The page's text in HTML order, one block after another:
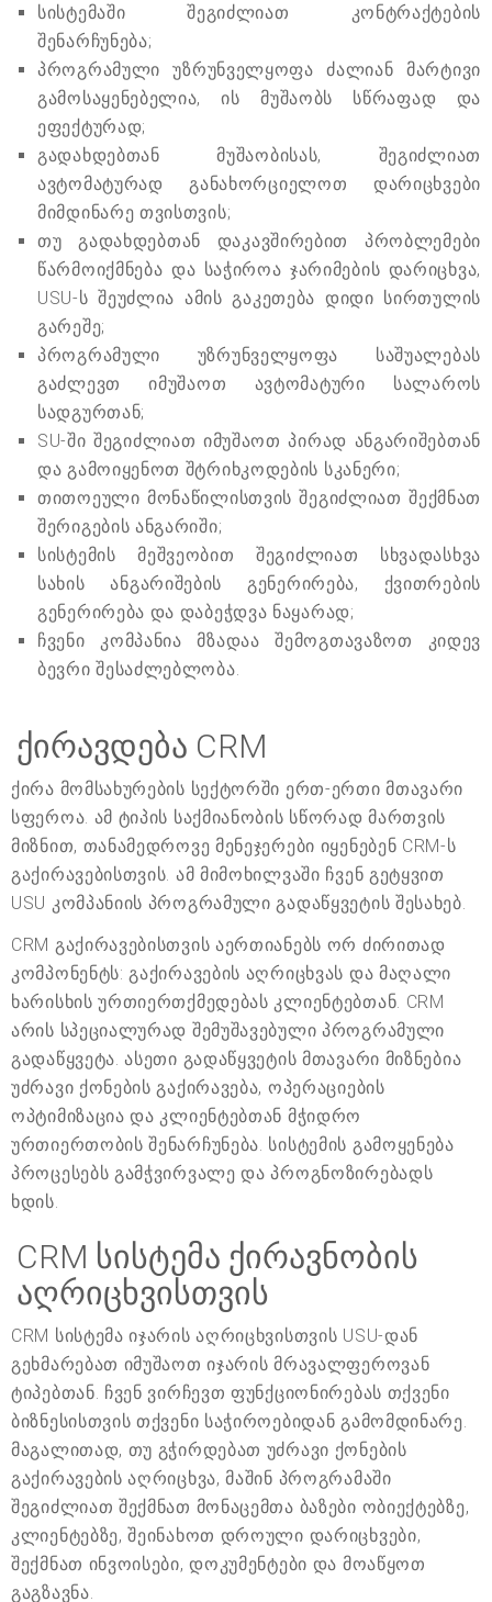
სისტემაში შეგიძლიათ კონტრაქტების
შენარჩუნება;
პროგრამული უზრუნველყოფა ძალიან მარტივი
გამოსაყენებელია, ის მუშაობს სწრაფად და
ეფექტურად;
გადახდებთან მუშაობისას, შეგიძლიათ
ავტომატურად განახორციელოთ დარიცხვები
მიმდინარე თვისთვის;
თუ გადახდებთან დაკავშირებით პრობლემები
წარმოიქმნება და საჭიროა ჯარიმების დარიცხვა,
USU-ს შეუძლია ამის გაკეთება დიდი სირთულის
გარეშე;
პროგრამული უზრუნველყოფა საშუალებას
გაძლევთ იმუშაოთ ავტომატური სალაროს
სადგურთან;
SU-ში შეგიძლიათ იმუშაოთ პირად ანგარიშებთან
და გამოიყენოთ შტრიხკოდების სკანერი;
თითოეული მონაწილისთვის შეგიძლიათ შექმნათ
შერიგების ანგარიში;
სისტემის მეშვეობით შეგიძლიათ სხვადასხვა
სახის ანგარიშების გენერირება, ქვითრების
გენერირება და დაბეჭდვა ნაყარად;
ჩვენი კომპანია მზადაა შემოგთავაზოთ კიდევ
ბევრი შესაძლებლობა.
ქირავდება CRM
ქირა მომსახურების სექტორში ერთ-ერთი მთავარი
სფეროა. ამ ტიპის საქმიანობის სწორად მართვის
მიზნით, თანამედროვე მენეჯერები იყენებენ CRM-ს
გაქირავებისთვის. ამ მიმოხილვაში ჩვენ გეტყვით
USU კომპანიის პროგრამული გადაწყვეტის შესახებ.
CRM გაქირავებისთვის აერთიანებს ორ ძირითად
კომპონენტს: გაქირავების აღრიცხვას და მაღალი
ხარისხის ურთიერთქმედებას კლიენტებთან. CRM
არის სპეციალურად შემუშავებული პროგრამული
გადაწყვეტა. ასეთი გადაწყვეტის მთავარი მიზნებია
უძრავი ქონების გაქირავება, ოპერაციების
ოპტიმიზაცია და კლიენტებთან მჭიდრო
ურთიერთობის შენარჩუნება. სისტემის გამოყენება
პროცესებს გამჭვირვალე და პროგნოზირებადს
ხდის.
CRM სისტემა ქირავნობის
აღრიცხვისთვის
CRM სისტემა იჯარის აღრიცხვისთვის USU-დან
გეხმარებათ იმუშაოთ იჯარის მრავალფეროვან
ტიპებთან. ჩვენ ვირჩევთ ფუნქციონირებას თქვენი
ბიზნესისთვის თქვენი საჭიროებიდან გამომდინარე.
მაგალითად, თუ გჭირდებათ უძრავი ქონების
გაქირავების აღრიცხვა, მაშინ პროგრამაში
შეგიძლიათ შექმნათ მონაცემთა ბაზები ობიექტებზე,
კლიენტებზე, შეინახოთ დროული დარიცხვები,
შექმნათ ინვოისები, დოკუმენტები და მოაწყოთ
გაგზავნა.